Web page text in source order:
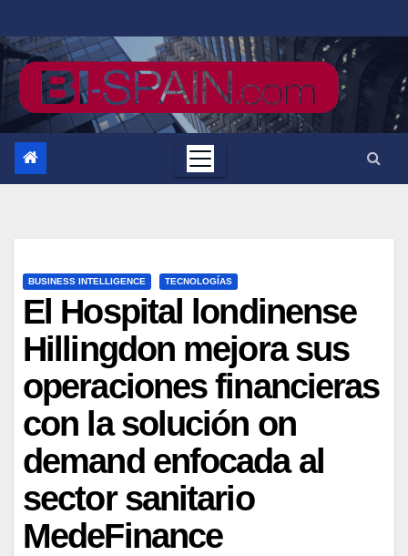
al
contenido
BUSINESS INTELLIGENCE TECNOLOGÍAS
El Hospital londinense
Hillingdon mejora sus
operaciones financieras
con la solución on
demand enfocada al
sector sanitario
MedeFinance